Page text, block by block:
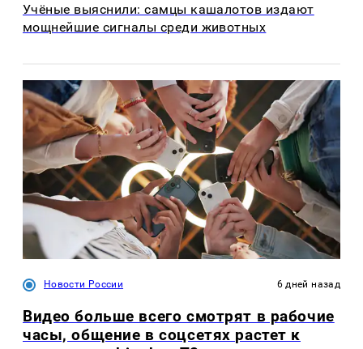
Учёные выяснили: самцы кашалотов издают
мощнейшие сигналы среди животных
Новости России 6 дней назад
Видео больше всего смотрят в рабочие
часы, общение в соцсетях растет к